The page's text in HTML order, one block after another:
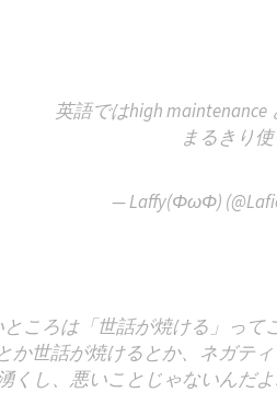
英語ではhigh
まるきり
— Laffy(ΦωΦ)
ころは「世話が焼ける」って
か世話が焼けるとか、ネガテ
くし、悪いことじゃないんだ